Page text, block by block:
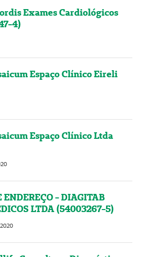
Exames Cardiológicos
4)
Espaço Clínico Eireli
Espaço Clínico Ltda
- DIAGITAB
LTDA (54003267-5)